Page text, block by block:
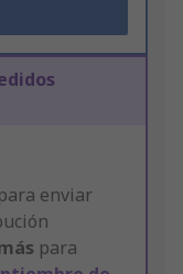
enviar
para